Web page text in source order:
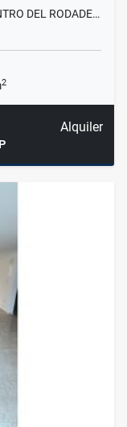
DEL RODADE…
2
Alquiler